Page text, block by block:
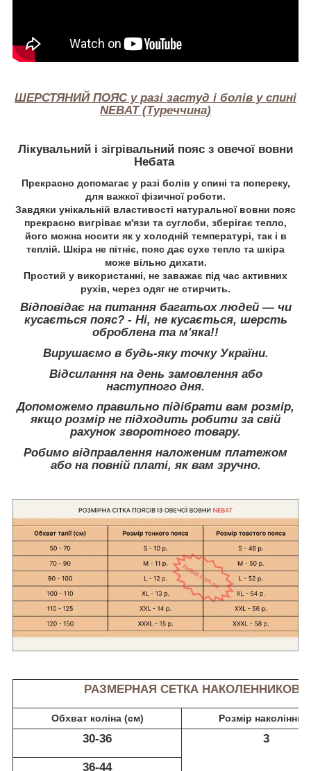
ШЕРСТЯНИЙ ПОЯС у разі застуд і болів у спині
NEBAT (Туреччина)
Лікувальний і зігрівальний пояс з овечої вовни
Небата
Прекрасно допомагає у разі болів у спині та попереку,
для важкої фізичної роботи.
Завдяки унікальній властивості натуральної вовни пояс
прекрасно вигріває м'язи та суглоби, зберігає тепло,
його можна носити як у холодній температурі, так і в
теплій. Шкіра не пітніє, пояс дає сухе тепло та шкіра
може вільно дихати.
Простий у використанні, не заважає під час активних
рухів, через одяг не стирчить.
Відповідає на питання багатьох людей — чи
кусається пояс? - Ні, не кусається, шерсть
оброблена та м'яка!!
Вирушаємо в будь-яку точку України.
Відсилання на день замовлення або
наступного дня.
Допоможемо правильно підібрати вам розмір,
якщо розмір не підходить робити за свій
рахунок зворотного товару.
Робимо відправлення наложеним платежом
або на повній платі, як вам зручно.
РАЗМЕРНАЯ СЕТКА НАКОЛЕННИКОВ
Обхват коліна (см) Розмір
30-36 3
36-44